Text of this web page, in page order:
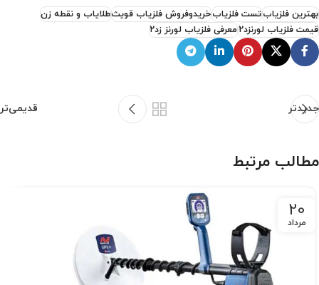
بهترین فلزیابتست فلزیابخریدوفروش فلزیاب قویثطلایاب و نقطه زن
قیمت فلزیاب لورنزد2 معرفی فلزیاب لورنز زد۲
جدیدتر قدیمی‌تر
مطالب مرتبط
20
مرداد